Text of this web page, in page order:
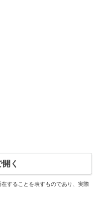
く
することを表すものであり、実際